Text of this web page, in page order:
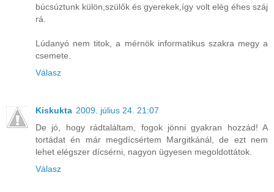
búcsúztunk külön,szülők és gyerekek,így volt elég éhes száj
rá.
Lúdanyó nem titok, a mérnök informatikus szakra megy a
csemete.
Válasz
Kiskukta 2009. július 24. 21:07
De jó, hogy rádtaláltam, fogok jönni gyakran hozzád! A
tortádat én már megdícsértem Margitkánál, de ezt nem
lehet elégszer dícsérni, nagyon ügyesen megoldottátok.
Válasz